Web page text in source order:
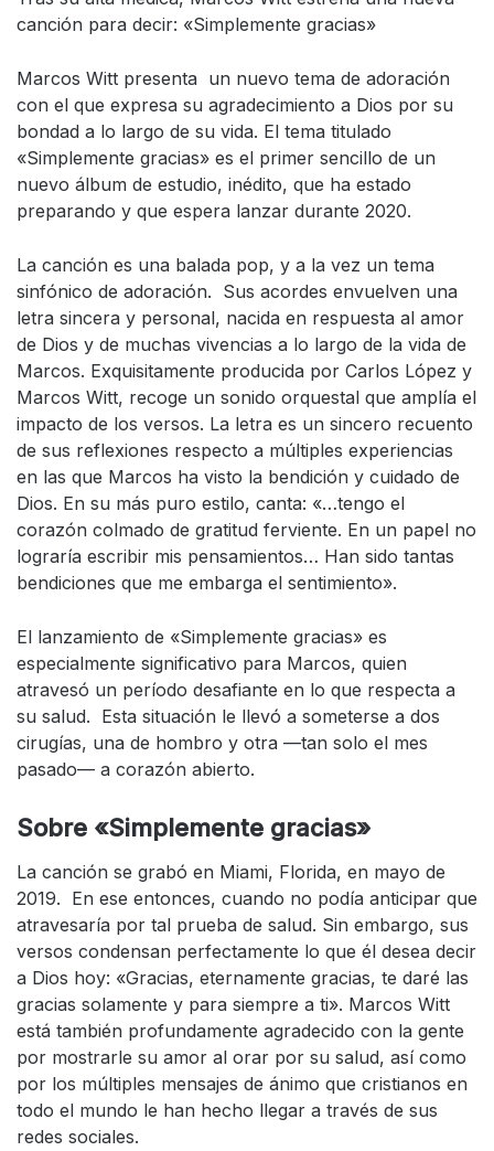
canción para decir: «Simplemente gracias»
Marcos Witt presenta un nuevo tema de adoración
con el que expresa su agradecimiento a Dios por su
bondad a lo largo de su vida. El tema titulado
«Simplemente gracias» es el primer sencillo de un
nuevo álbum de estudio, inédito, que ha estado
preparando y que espera lanzar durante 2020.
La canción es una balada pop, y a la vez un tema
sinfónico de adoración. Sus acordes envuelven una
letra sincera y personal, nacida en respuesta al amor
de Dios y de muchas vivencias a lo largo de la vida de
Marcos. Exquisitamente producida por Carlos López y
Marcos Witt, recoge un sonido orquestal que amplía el
impacto de los versos. La letra es un sincero recuento
de sus reflexiones respecto a múltiples experiencias
en las que Marcos ha visto la bendición y cuidado de
Dios. En su más puro estilo, canta: «…tengo el
corazón colmado de gratitud ferviente. En un papel no
lograría escribir mis pensamientos… Han sido tantas
bendiciones que me embarga el sentimiento».
El lanzamiento de «Simplemente gracias» es
especialmente significativo para Marcos, quien
atravesó un período desafiante en lo que respecta a
su salud. Esta situación le llevó a someterse a dos
cirugías, una de hombro y otra —tan solo el mes
pasado— a corazón abierto.
Sobre «Simplemente gracias»
La canción se grabó en Miami, Florida, en mayo de
2019. En ese entonces, cuando no podía anticipar que
atravesaría por tal prueba de salud. Sin embargo, sus
versos condensan perfectamente lo que él desea decir
a Dios hoy: «Gracias, eternamente gracias, te daré las
gracias solamente y para siempre a ti». Marcos Witt
está también profundamente agradecido con la gente
por mostrarle su amor al orar por su salud, así como
por los múltiples mensajes de ánimo que cristianos en
todo el mundo le han hecho llegar a través de sus
redes sociales.